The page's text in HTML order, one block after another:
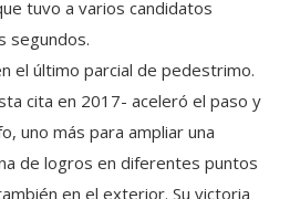
segundos.
el último parcial de pedestrimo.
cita en 2017- aceleró el paso y
uno más para ampliar una
de logros en diferentes puntos
en el exterior. Su victoria